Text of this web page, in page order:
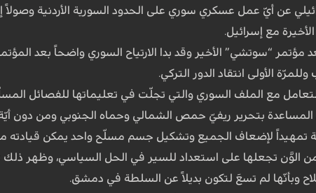
عن أيّ عمل عسكري سوري على الحدود السورية الأردنية وصولاً
مع إسرائيل.
مؤتمر “سوتشي” الأخير وقد بدا الارتياح السوري واضحاً بعد
الأولى انتقاد الدور التركي.
التعامل مع الملف السوري والتي تجلّت في تعليماتها للفصائل
بتحرير ريفيّ حمص الشمالي وحماه الجنوبي ومن دون أيّة
لإضعاف الجميع وتشكيل جسم مسلّح واحد يمكن قيادته
الوَّن تجعلها على استعداد للسير في الحل السياسي، وظهر ذلك
وبأنّها لم تسعَ لتكون بديلاً عن السلطة في دمشق.